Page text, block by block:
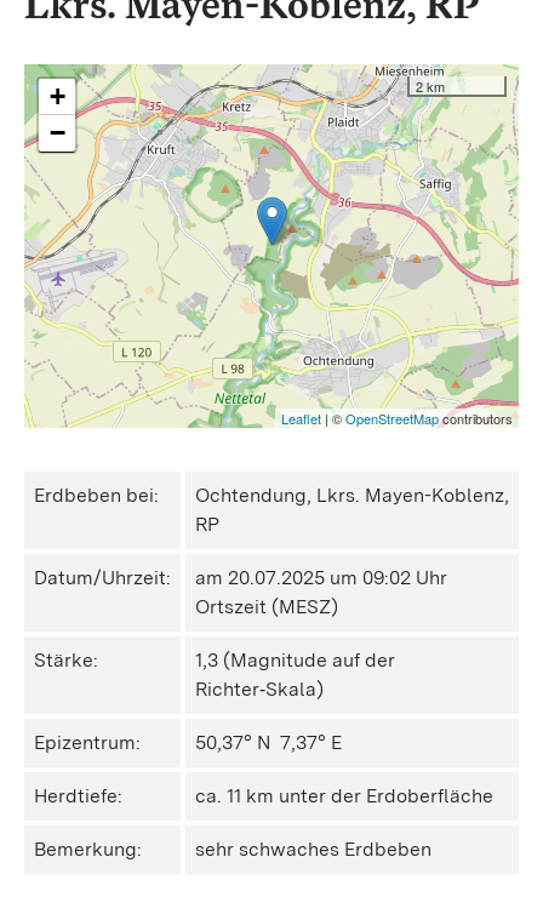
+
−
2 km
Leaflet | ©OpenStreetMapcontributors
Erdbeben bei:
Ochtendung, Lkrs. Mayen-Koblenz,
RP
Datum/Uhrzeit:
am 20.07.2025 um 09:02 Uhr
Ortszeit (MESZ)
Stärke:
1,3 (Magnitude auf der
Richter‑Skala)
Epizentrum: 50,37° N ㅤ 7,37° E
Herdtiefe: ca. 11 km unter der Erdoberfläche
Bemerkung: sehr schwaches Erdbeben